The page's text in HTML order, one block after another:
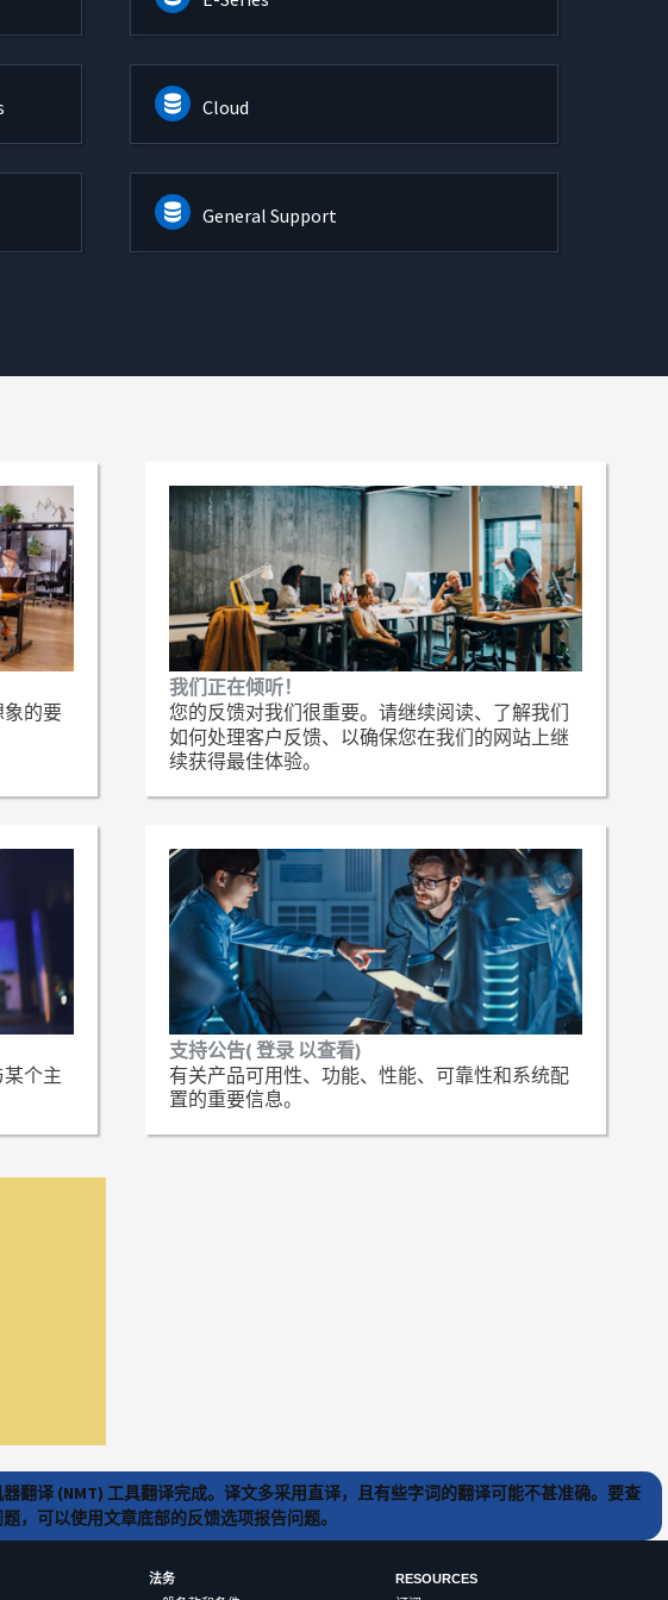
Cloud
General Support
的要
我们正在倾听！
您的反馈对我们很重要。请继续阅读、了解我们
如何处理客户反馈、以确保您在我们的网站上继
续获得最佳体验。
个主
支持公告( 登录 以查看)
有关产品可用性、功能、性能、可靠性和系统配
置的重要信息。
翻译 (NMT) 工具翻译完成。译文多采用直译，且有些字词的翻译可能不甚准确。要查
，可以使用文章底部的反馈选项报告问题。
法务
RESOURCES